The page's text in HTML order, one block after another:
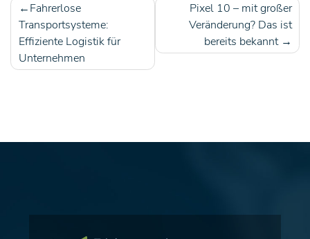
Beitragsnavigation
Fahrerlose
Transportsysteme:
Effiziente Logistik für
Unternehmen
Pixel 10 – mit großer
Veränderung? Das ist
bereits bekannt